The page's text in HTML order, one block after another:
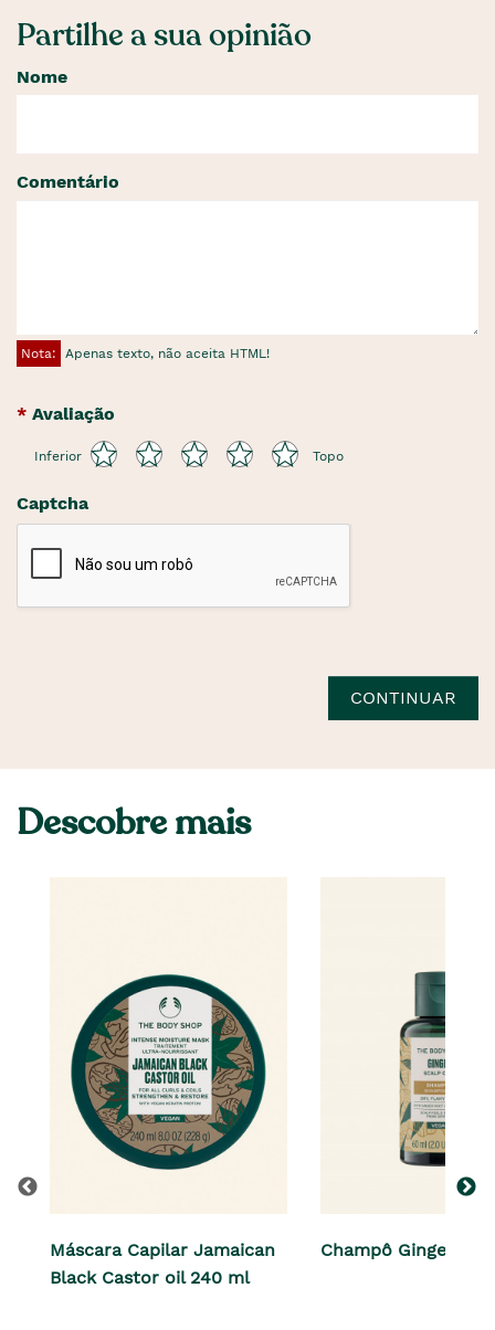
Partilhe a sua opinião
Nome
Comentário
Nota: Apenas texto, não aceita HTML!
Avaliação
Inferior Topo
Captcha
CONTINUAR
Descobre mais
Máscara Capilar Jamaican
Black Castor oil 240 ml
Champô Ginger 60